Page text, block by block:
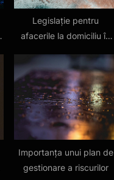
Legislație pentru
afacerile la domiciliu în
Importanța unui plan de
gestionare a riscurilor